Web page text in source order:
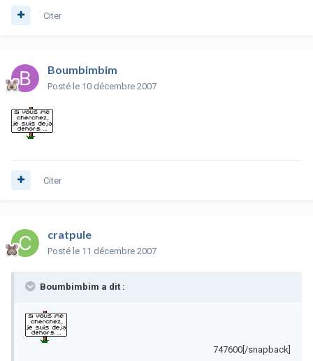
Citer
Boumbimbim
Posté le 10 décembre 2007
Citer
cratpule
Posté le 11 décembre 2007
Boumbimbim a dit :
747600[/snapback]